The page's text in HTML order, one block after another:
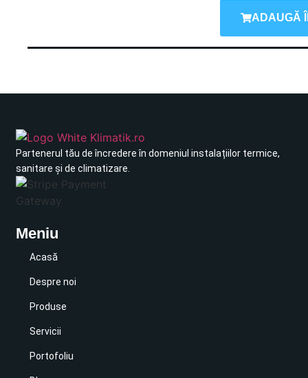
ADAUGĂ
Partenerul tău de încredere în domeniul instalațiilor termice,
sanitare și de climatizare.
Meniu
Acasă
Despre noi
Produse
Servicii
Portofoliu